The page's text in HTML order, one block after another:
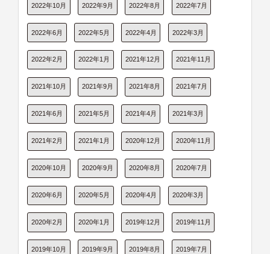
2022年10月 2022年9月 2022年8月 2022年7月
2022年6月 2022年5月 2022年4月 2022年3月
2022年2月 2022年1月 2021年12月 2021年11月
2021年10月 2021年9月 2021年8月 2021年7月
2021年6月 2021年5月 2021年4月 2021年3月
2021年2月 2021年1月 2020年12月 2020年11月
2020年10月 2020年9月 2020年8月 2020年7月
2020年6月 2020年5月 2020年4月 2020年3月
2020年2月 2020年1月 2019年12月 2019年11月
2019年10月 2019年9月 2019年8月 2019年7月